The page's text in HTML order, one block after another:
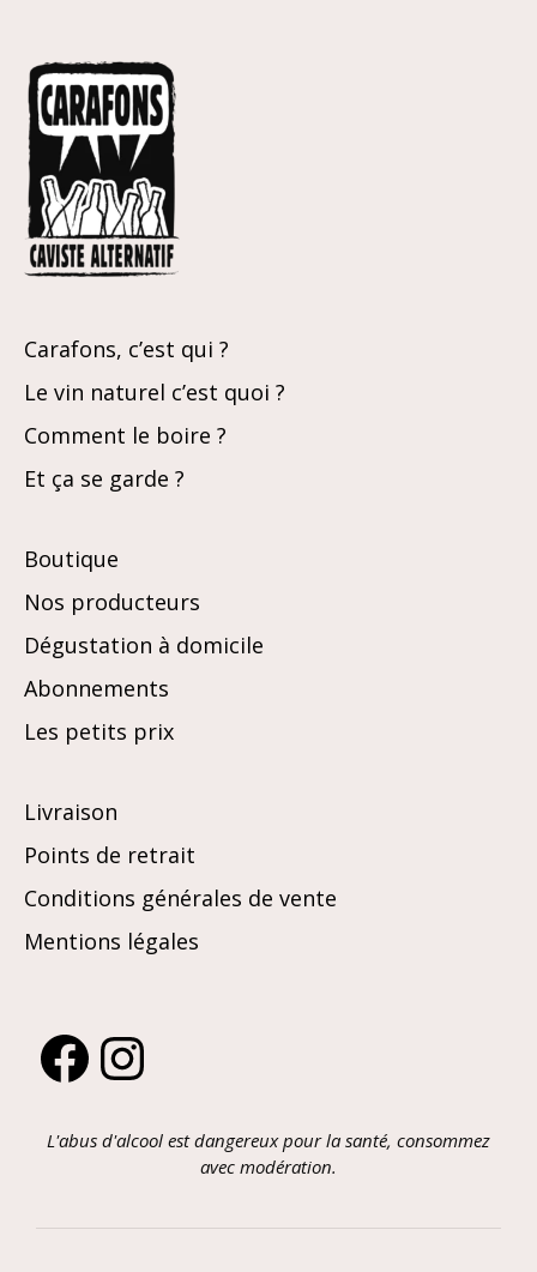
Carafons, c’est qui ?
Le vin naturel c’est quoi ?
Comment le boire ?
Et ça se garde ?
Boutique
Nos producteurs
Dégustation à domicile
Abonnements
Les petits prix
Livraison
Points de retrait
Conditions générales de vente
Mentions légales
FacebookInstagram
L'abus d'alcool est dangereux pour la santé, consommez
avec modération.